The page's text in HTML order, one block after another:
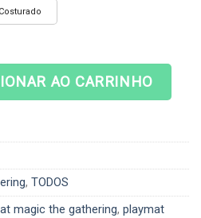
- Kamigawa Plains
AO CARRINHO
, TODOS
magic the gathering, playmat